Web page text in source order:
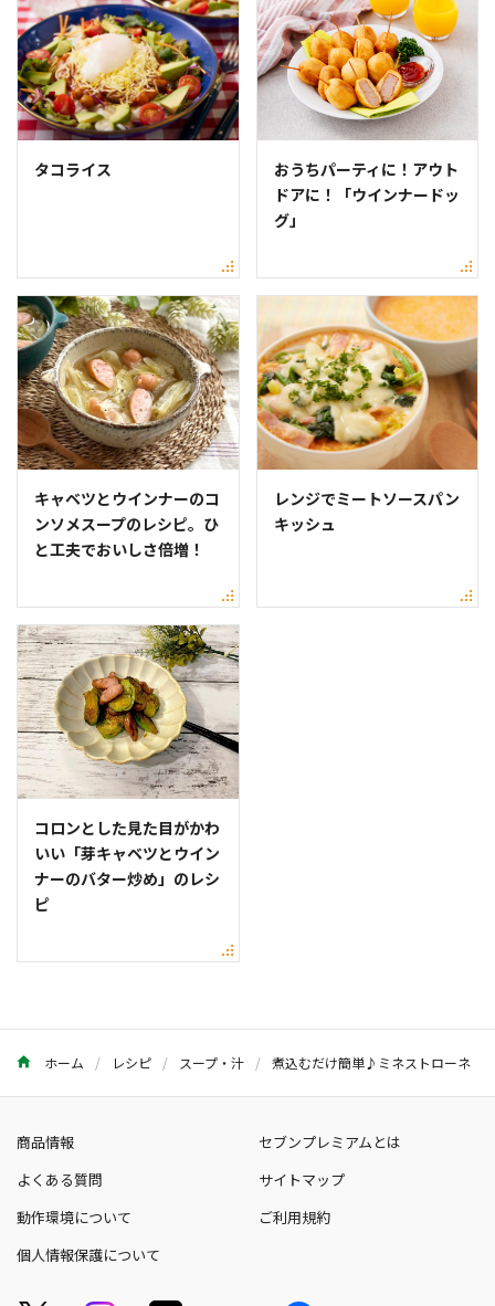
タコライス
おうちパーティに！アウト
ドアに！「ウインナードッ
グ」
キャベツとウインナーのコ
ンソメスープのレシピ。ひ
と工夫でおいしさ倍増！
レンジでミートソースパン
キッシュ
コロンとした見た目がかわ
いい「芽キャベツとウイン
ナーのバター炒め」のレシ
ピ
ホーム レシピ スープ・汁 煮込むだけ簡単♪ミネストローネ
商品情報
セブンプレミアムとは
よくある質問
サイトマップ
動作環境について
ご利用規約
個人情報保護について